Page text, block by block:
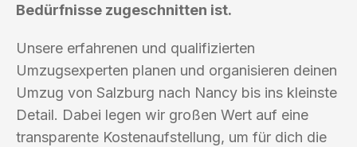
Bedürfnisse zugeschnitten ist.
Unsere erfahrenen und qualifizierten
Umzugsexperten planen und organisieren deinen
Umzug von Salzburg nach Nancy bis ins kleinste
Detail. Dabei legen wir großen Wert auf eine
transparente Kostenaufstellung, um für dich die